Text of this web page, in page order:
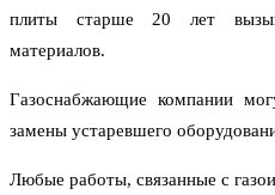
плиты старше 20 лет
материалов.
Газоснабжающие компании
замены устаревшего
Любые работы, связанные с